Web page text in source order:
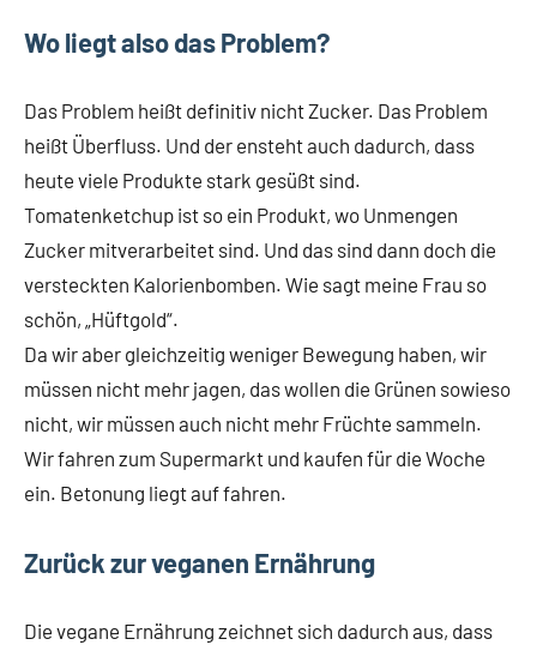
Wo liegt also das Problem?
Das Problem heißt definitiv nicht Zucker. Das Problem
heißt Überfluss. Und der ensteht auch dadurch, dass
heute viele Produkte stark gesüßt sind.
Tomatenketchup ist so ein Produkt, wo Unmengen
Zucker mitverarbeitet sind. Und das sind dann doch die
versteckten Kalorienbomben. Wie sagt meine Frau so
schön, „Hüftgold“.
Da wir aber gleichzeitig weniger Bewegung haben, wir
müssen nicht mehr jagen, das wollen die Grünen sowieso
nicht, wir müssen auch nicht mehr Früchte sammeln.
Wir fahren zum Supermarkt und kaufen für die Woche
ein. Betonung liegt auf fahren.
Zurück zur veganen Ernährung
Die vegane Ernährung zeichnet sich dadurch aus, dass